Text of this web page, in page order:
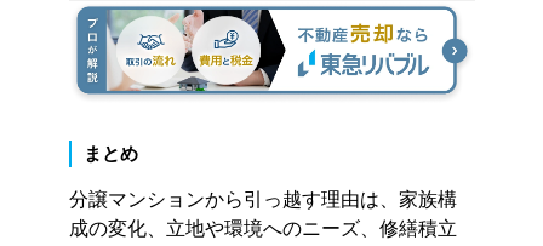
まとめ
分譲マンションから引っ越す理由は、家族構
成の変化、立地や環境へのニーズ、修繕積立